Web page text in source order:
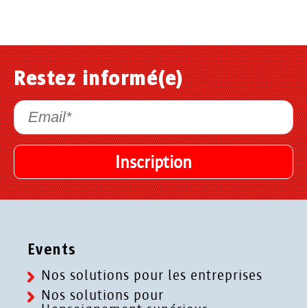
Restez informé(e)
Events
Nos solutions pour les entreprises
Nos solutions pour